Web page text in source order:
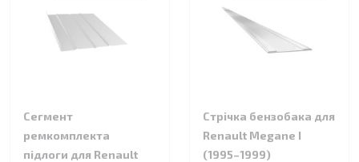
Сегмент
ремкомплекта
підлоги для Renault
Стрічка бензобака для
Renault Megane I
(1995–1999)